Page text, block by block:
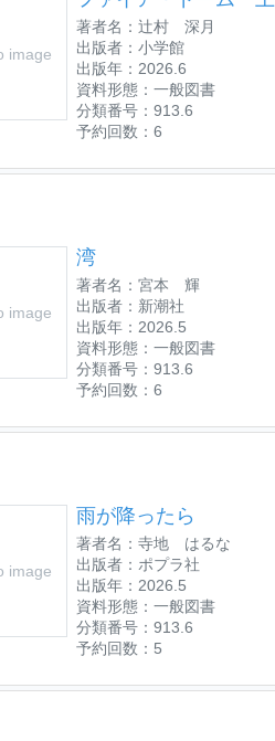
image
著者名：辻村 深月
出版者：小学館
出版年：2026.6
資料形態：一般図書
分類番号：913.6
予約回数：6
image
湾
著者名：宮本 輝
出版者：新潮社
出版年：2026.5
資料形態：一般図書
分類番号：913.6
予約回数：6
image
雨が降ったら
著者名：寺地 はるな
出版者：ポプラ社
出版年：2026.5
資料形態：一般図書
分類番号：913.6
予約回数：5